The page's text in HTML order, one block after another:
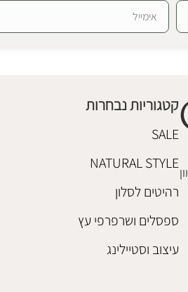
קטגוריות נבחרות
SALE
NATURAL STYLE
רהיטים לסלון
ספסלים ושרפרפי עץ
עיצוב וסטיילינג